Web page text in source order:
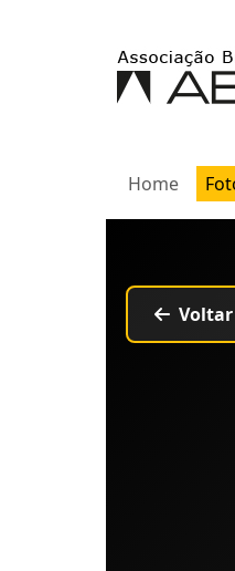
Home